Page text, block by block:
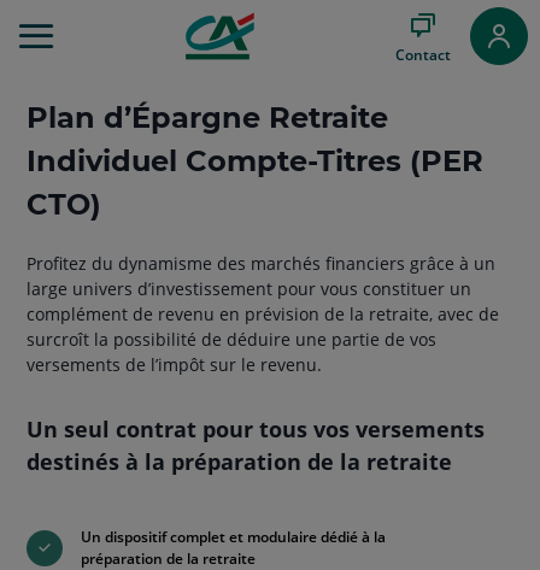
au
Contenu
au
Pied
de
Contact
Plan d’Épargne Retraite
Individuel Compte-Titres (PER
CTO)
Profitez du dynamisme des marchés financiers grâce à un
large univers d’investissement pour vous constituer un
complément de revenu en prévision de la retraite, avec de
surcroît la possibilité de déduire une partie de vos
versements de l’impôt sur le revenu.
Un seul contrat pour tous vos versements
destinés à la préparation de la retraite
Un dispositif complet et modulaire dédié à la
préparation de la retraite